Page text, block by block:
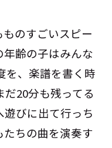
のすごいスピー
年齢の子はみんな
を、楽譜を書く時
20分も残ってる
びに出て行っち
ちの曲を演奏す